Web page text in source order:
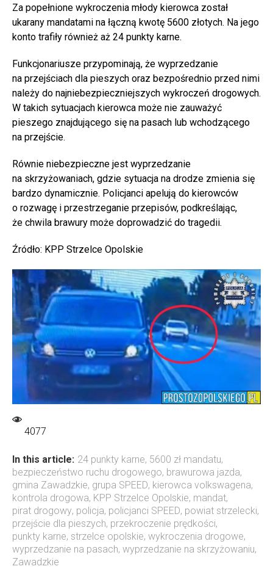
Za popełnione wykroczenia młody kierowca został
ukarany mandatami na łączną kwotę 5600 złotych. Na jego
konto trafiły również aż 24 punkty karne.
Funkcjonariusze przypominają, że wyprzedzanie
na przejściach dla pieszych oraz bezpośrednio przed nimi
należy do najniebezpieczniejszych wykroczeń drogowych.
W takich sytuacjach kierowca może nie zauważyć
pieszego znajdującego się na pasach lub wchodzącego
na przejście.
Równie niebezpieczne jest wyprzedzanie
na skrzyżowaniach, gdzie sytuacja na drodze zmienia się
bardzo dynamicznie. Policjanci apelują do kierowców
o rozwagę i przestrzeganie przepisów, podkreślając,
że chwila brawury może doprowadzić do tragedii.
Źródło: KPP Strzelce Opolskie
4077
In this article: 24 punkty karne, 5600 zł mandatu,
bezpieczeństwo ruchu drogowego, brawurowa jazda,
gmina Zawadzkie, grupa SPEED, kierowca volkswagena,
kontrola drogowa, KPP Strzelce Opolskie, mandat,
pirat drogowy, policja, policjanci SPEED, powiat strzelecki,
przejście dla pieszych, przekroczenie prędkości,
punkty karne, strzelce opolskie, wykroczenia drogowe,
wyprzedzanie na pasach, wyprzedzanie na skrzyżowaniu,
Zawadzkie